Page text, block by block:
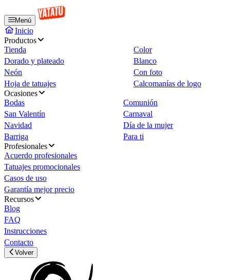
Menú
Inicio
Productos
Tienda
Color
Dorado y plateado
Blanco
Neón
Con foto
Hoja de tatuajes
Calcomanías de logo
Ocasiones
Bodas
Comunión
San Valentín
Carnaval
Navidad
Día de la mujer
Barriga
Para ti
Profesionales
Acuerdo profesionales
Tatuajes promocionales
Casos de uso
Garantía mejor precio
Recursos
Blog
FAQ
Instrucciones
Contacto
Volver